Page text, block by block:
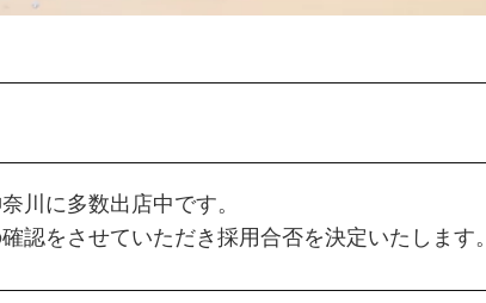
川に多数出店中です。
認をさせていただき採用合否を決定いたします。